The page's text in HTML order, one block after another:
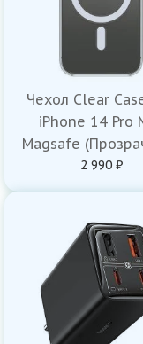
Чехол Clear
iPhone 14 Pro
Magsafe
2 990 ₽